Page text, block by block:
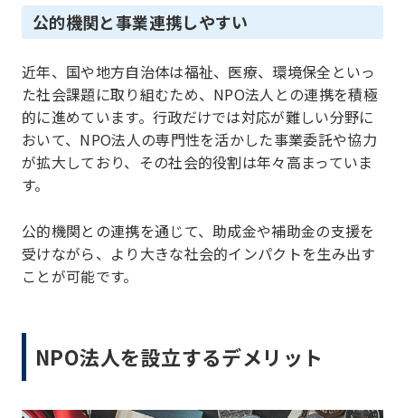
公的機関と事業連携しやすい
近年、国や地方自治体は福祉、医療、環境保全といっ
た社会課題に取り組むため、NPO法人との連携を積極
的に進めています。行政だけでは対応が難しい分野に
おいて、NPO法人の専門性を活かした事業委託や協力
が拡大しており、その社会的役割は年々高まっていま
す。
公的機関との連携を通じて、助成金や補助金の支援を
受けながら、より大きな社会的インパクトを生み出す
ことが可能です。
NPO法人を設立するデメリット